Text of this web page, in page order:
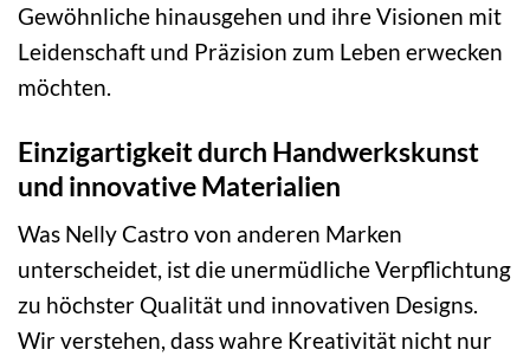
Gewöhnliche hinausgehen und ihre Visionen mit
Leidenschaft und Präzision zum Leben erwecken
möchten.
Einzigartigkeit durch Handwerkskunst
und innovative Materialien
Was Nelly Castro von anderen Marken
unterscheidet, ist die unermüdliche Verpflichtung
zu höchster Qualität und innovativen Designs.
Wir verstehen, dass wahre Kreativität nicht nur